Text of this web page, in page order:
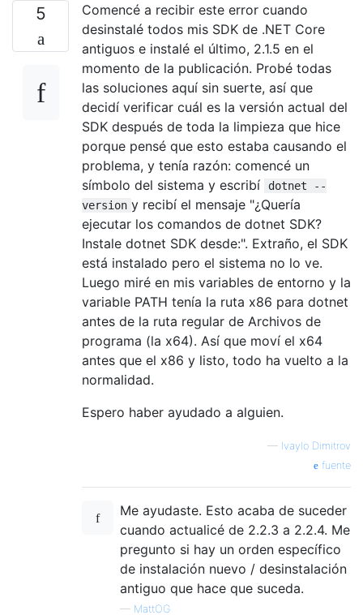
5
Comencé a recibir este error cuando
desinstalé todos mis SDK de .NET Core
antiguos e instalé el último, 2.1.5 en el
momento de la publicación. Probé todas
las soluciones aquí sin suerte, así que
decidí verificar cuál es la versión actual del
SDK después de toda la limpieza que hice
porque pensé que esto estaba causando el
problema, y ​​tenía razón: comencé un
símbolo del sistema y escribí
dotnet --
version y recibí el mensaje "¿Quería
ejecutar los comandos de dotnet SDK?
Instale dotnet SDK desde:". Extraño, el SDK
está instalado pero el sistema no lo ve.
Luego miré en mis variables de entorno y la
variable PATH tenía la ruta x86 para dotnet
antes de la ruta regular de Archivos de
programa (la x64). Así que moví el x64
antes que el x86 y listo, todo ha vuelto a la
normalidad.
Espero haber ayudado a alguien.
— Ivaylo Dimitrov
fuente
Me ayudaste. Esto acaba de suceder
cuando actualicé de 2.2.3 a 2.2.4. Me
pregunto si hay un orden específico
de instalación nuevo / desinstalación
antiguo que hace que suceda.
— MattOG